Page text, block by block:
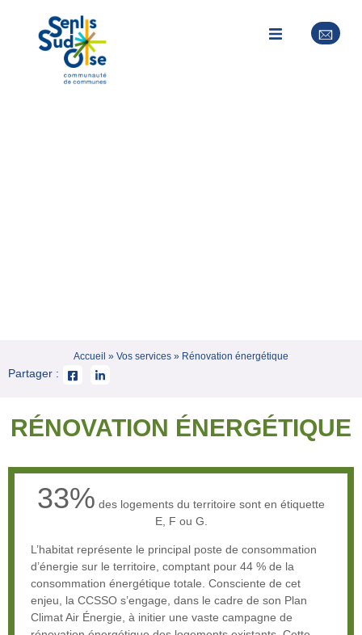
Accueil » Vos services » Rénovation énergétique
Partager :
RÉNOVATION ÉNERGÉTIQUE
33% des logements du territoire sont en étiquette
E, F ou G.
L’habitat représente le principal poste de consommation
d’énergie sur le territoire, comptant pour 44 % de la
consommation énergétique totale. Consciente de cet
enjeu, la CCSSO s’engage, dans le cadre de son Plan
Climat Air Énergie, à initier une vaste campagne de